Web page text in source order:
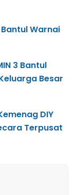
Warnai
3 Bantul
Besar
DIY
Terpusat